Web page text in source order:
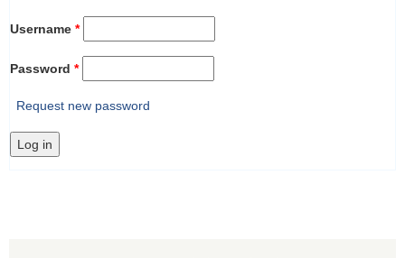
Username *
Password *
Request new password